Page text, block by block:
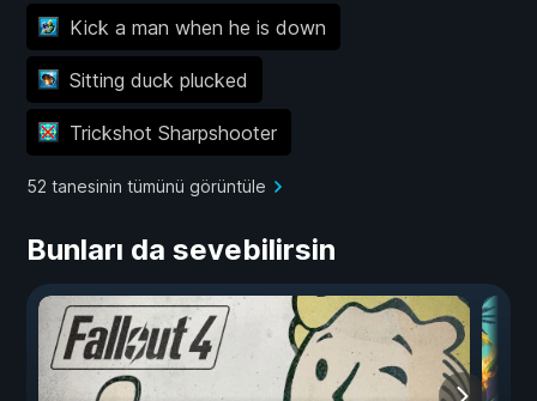
Kick a man when he is down
Sitting duck plucked
Trickshot Sharpshooter
52 tanesinin tümünü görüntüle
Bunları da sevebilirsin